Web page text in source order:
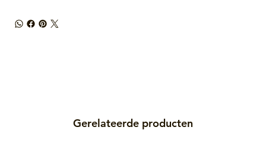
Gerelateerde producten